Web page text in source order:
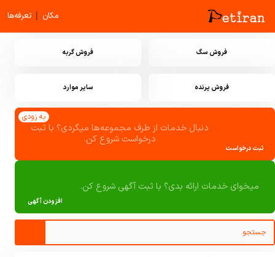
مکان | تعرفه‌ها
فروش سگ فروش گربه
فروش پرنده سایر موارد
ثبت درخواست
دنبال خدمات از طرف مجموعه‌ها میگردی؟ با ثبت
درخواست شروع کن.
به زودی
افزودن آگهی
میخوای خدمات ارائه بدی؟ با ثبت آگهی شروع کن.